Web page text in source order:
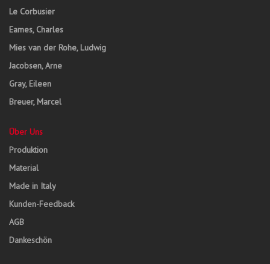
Le Corbusier
Eames, Charles
Mies van der Rohe, Ludwig
Jacobsen, Arne
Gray, Eileen
Breuer, Marcel
Über Uns
Produktion
Material
Made in Italy
Kunden-Feedback
AGB
Dankeschön